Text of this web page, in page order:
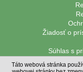
Žiadosť o
Súhlas s
Táto webová stránka